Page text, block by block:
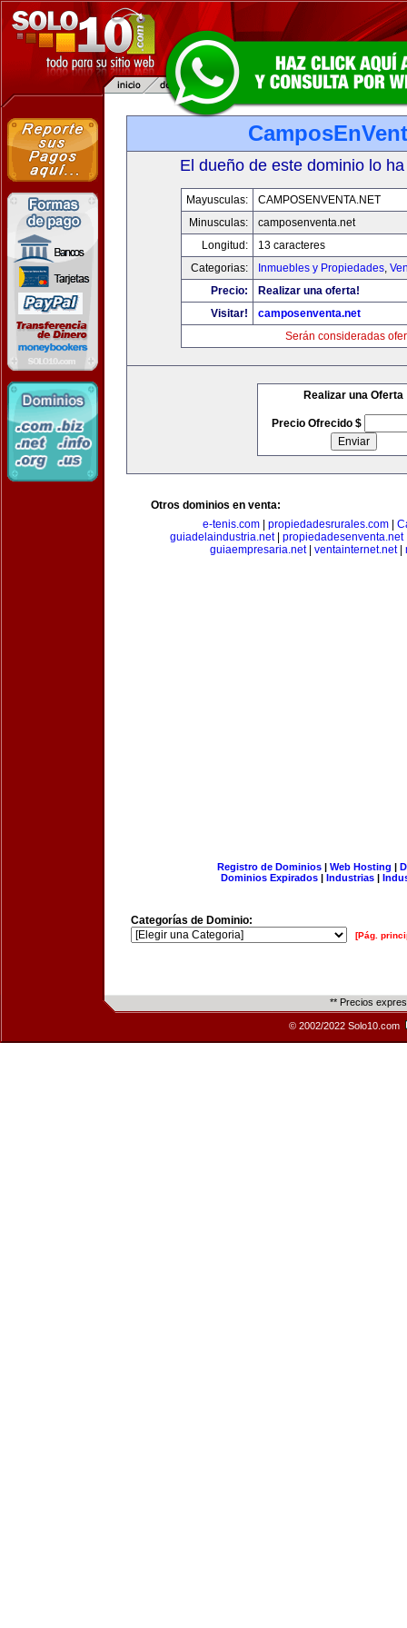
El dueño de este dominio lo
Mayusculas:
CAMPOSENVENTA.NET
Minusculas:
camposenventa.net
Longitud:
13 caracteres
Categorias:
Inmuebles y Propiedades,
Precio:
Realizar una oferta!
Visitar!
camposenventa.net
Serán consideradas
Realizar una Oferta
Precio Ofrecido $
Otros dominios en venta:
e-tenis.com
propiedadesrurales.com
guiadelaindustria.net propiedadesenventa.net
guiaempresaria.net| ventainternet.net|
Registro de Dominios| Web Hosting |
Dominios Expirados | Industrias |
Categorías de Dominio:
[Pág.
** Precios
© 2002/2022 Solo10.com